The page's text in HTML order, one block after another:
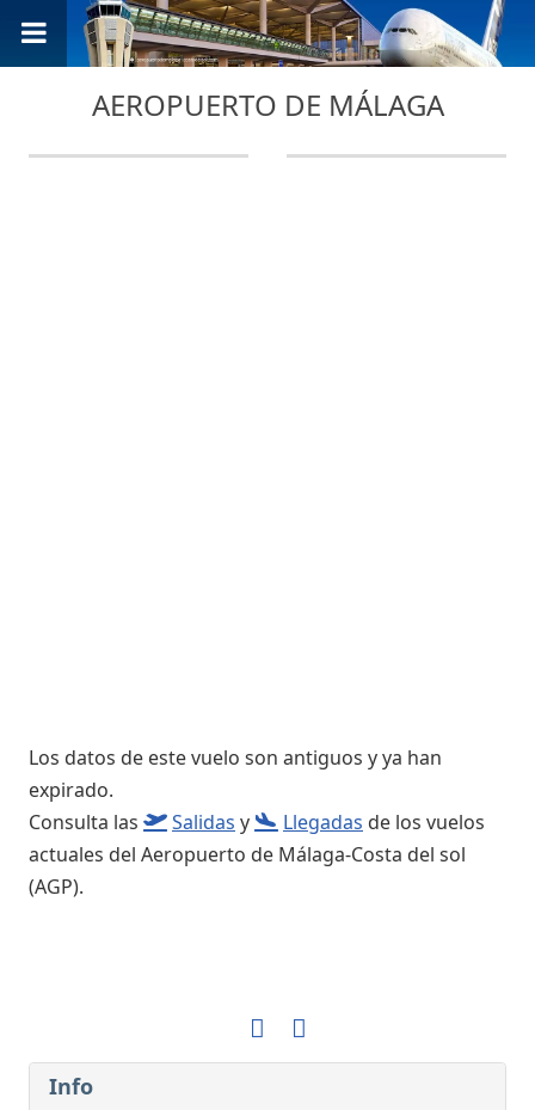
AEROPUERTO DE MÁLAGA
Los datos de este vuelo son antiguos y ya han
expirado.
Consulta las
Salidas y Llegadas de los vuelos
actuales del Aeropuerto de Málaga-Costa del sol
(AGP).
Info